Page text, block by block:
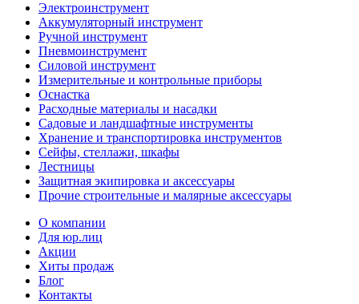
Электроинструмент
Аккумуляторный инструмент
Ручной инструмент
Пневмоинструмент
Силовой инструмент
Измерительные и контрольные приборы
Оснастка
Расходные материалы и насадки
Садовые и ландшафтные инструменты
Хранение и транспортировка инструментов
Сейфы, стеллажи, шкафы
Лестницы
Защитная экипировка и аксессуары
Прочие строительные и малярные аксессуары
О компании
Для юр.лиц
Акции
Хиты продаж
Блог
Контакты